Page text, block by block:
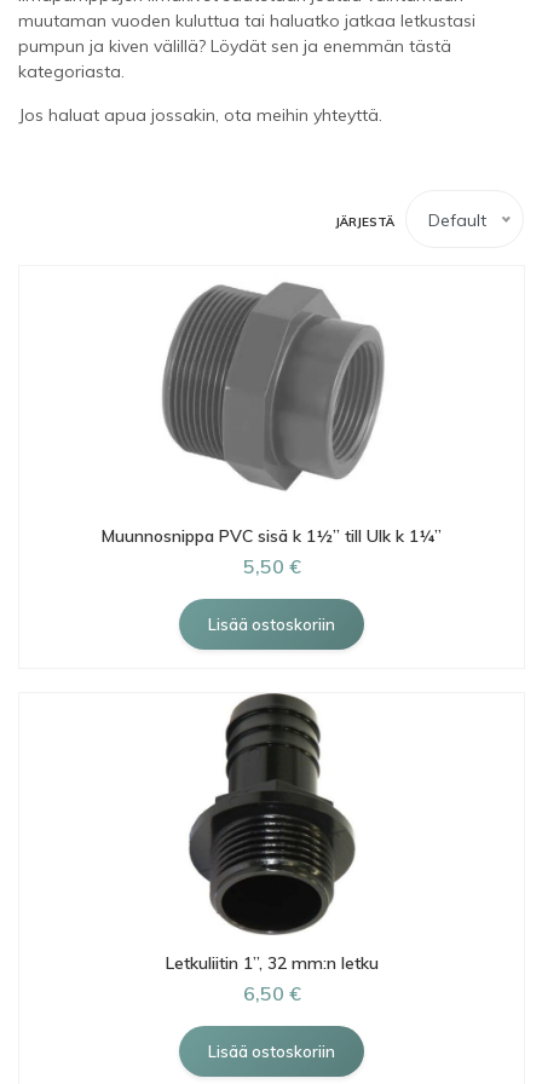
muutaman vuoden kuluttua tai haluatko jatkaa letkustasi
pumpun ja kiven välillä? Löydät sen ja enemmän tästä
kategoriasta.
Jos haluat apua jossakin, ota meihin yhteyttä.
JÄRJESTÄ Default
Muunnosnippa PVC sisä k 1½” till Ulk k 1¼”
5,50 €
Letkuliitin 1”, 32 mm:n letku
6,50 €